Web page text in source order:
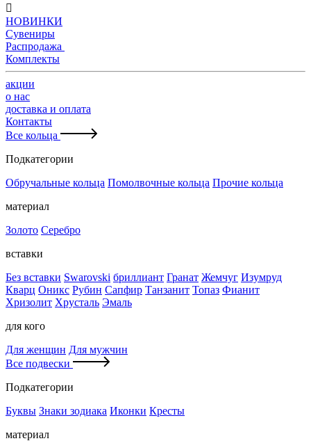

НОВИНКИ
Сувениры
Распродажа
Комплекты
акции
о нас
доставка и оплата
Контакты
Все кольца
Подкатегории
Обручальные кольца Помолвочные кольца Прочие кольца
материал
Золото Серебро
вставки
Без вставки Swarovski бриллиант Гранат Жемчуг Изумруд
Кварц Оникс Рубин Сапфир Танзанит Топаз Фианит
Хризолит Хрусталь Эмаль
для кого
Для женщин Для мужчин
Все подвески
Подкатегории
Буквы Знаки зодиака Иконки Кресты
материал